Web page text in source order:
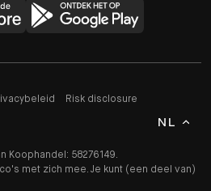
Koophandel: 58276149.
met zich mee. Je kunt (een deel van)
Risk disclosure
NL